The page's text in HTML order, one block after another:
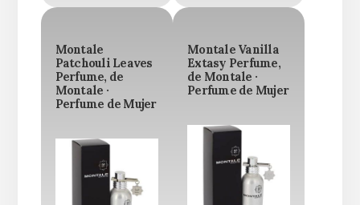
Montale
Patchouli Leaves
Perfume, de
Montale ·
Perfume de Mujer
Montale Vanilla
Extasy Perfume,
de Montale ·
Perfume de Mujer